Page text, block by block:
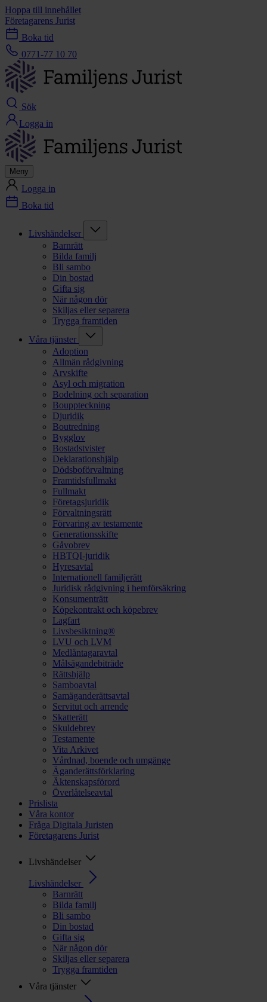
Hoppa till innehållet
Företagarens Jurist
Boka tid
0771-77 10 70
Sök
Logga in
Meny
Logga in
Boka tid
Livshändelser
Barnrätt
Bilda familj
Bli sambo
Din bostad
Gifta sig
När någon dör
Skiljas eller separera
Trygga framtiden
Våra tjänster
Adoption
Allmän rådgivning
Arvskifte
Asyl och migration
Bodelning och separation
Bouppteckning
Djuridik
Boutredning
Bygglov
Bostadstvister
Deklarationshjälp
Dödsboförvaltning
Framtidsfullmakt
Fullmakt
Företagsjuridik
Förvaltningsrätt
Förvaring av testamente
Generationsskifte
Gåvobrev
HBTQI-juridik
Hyresavtal
Internationell familjerätt
Juridisk rådgivning i hemförsäkring
Konsumenträtt
Köpekontrakt och köpebrev
Lagfart
Livsbesiktning®
LVU och LVM
Medlåntagaravtal
Målsägandebiträde
Rättshjälp
Samboavtal
Samäganderättsavtal
Servitut och arrende
Skatterätt
Skuldebrev
Testamente
Vita Arkivet
Vårdnad, boende och umgänge
Äganderättsförklaring
Äktenskapsförord
Överlåtelseavtal
Prislista
Våra kontor
Fråga Digitala Juristen
Företagarens Jurist
Livshändelser
Livshändelser
Barnrätt
Bilda familj
Bli sambo
Din bostad
Gifta sig
När någon dör
Skiljas eller separera
Trygga framtiden
Våra tjänster